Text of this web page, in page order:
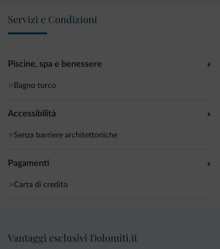
perché le vostre vacanze siano personalizzate e all’altezza
delle vostre esigenze più specifiche. Vi promettiamo quindi
Servizi e Condizioni
Piscine, spa e benessere
Bagno turco
Accessibilità
Senza barriere architettoniche
Pagamenti
Carta di credito
Vantaggi esclusivi Dolomiti.it